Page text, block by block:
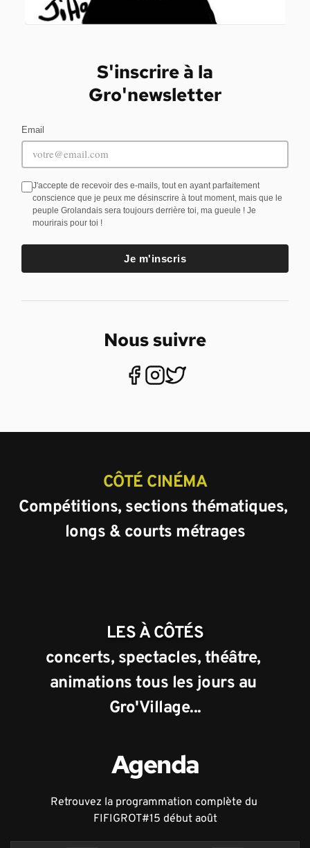
S'inscrire à la
Gro'newsletter
Email
J'accepte de recevoir des e-mails, tout en ayant parfaitement
conscience que je peux me désinscrire à tout moment, mais que le
peuple Grolandais sera toujours derrière toi, ma gueule ! Je
mourirais pour toi !
Je m'inscris
Nous suivre
CÔTÉ CINÉMA
Compétitions, sections thématiques,
longs & courts métrages
LES À CÔTÉS
concerts, spectacles, théâtre,
animations tous les jours au
Gro'Village...
Agenda
Retrouvez la programmation complète du
FIFIGROT#15 début août